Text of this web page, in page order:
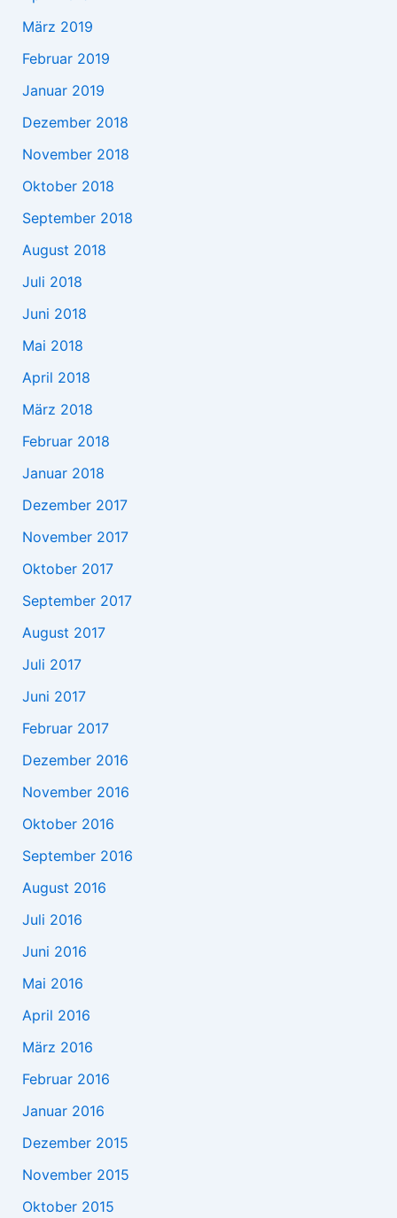
März 2019
Februar 2019
Januar 2019
Dezember 2018
November 2018
Oktober 2018
September 2018
August 2018
Juli 2018
Juni 2018
Mai 2018
April 2018
März 2018
Februar 2018
Januar 2018
Dezember 2017
November 2017
Oktober 2017
September 2017
August 2017
Juli 2017
Juni 2017
Februar 2017
Dezember 2016
November 2016
Oktober 2016
September 2016
August 2016
Juli 2016
Juni 2016
Mai 2016
April 2016
März 2016
Februar 2016
Januar 2016
Dezember 2015
November 2015
Oktober 2015